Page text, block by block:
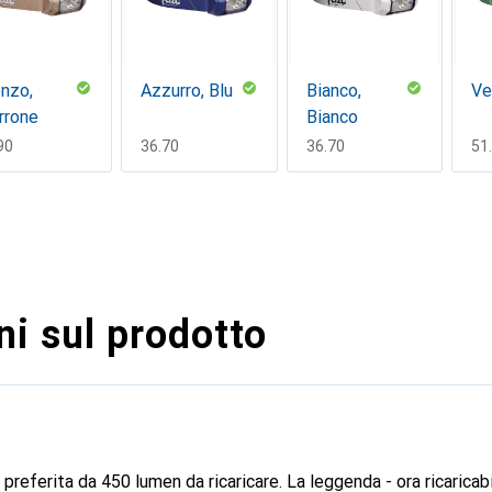
Azzurro, Blu
CHF
36.70
Bianco,
Bianco
CHF
36.70
sul prodotto
da 450 lumen da ricaricare. La leggenda - ora